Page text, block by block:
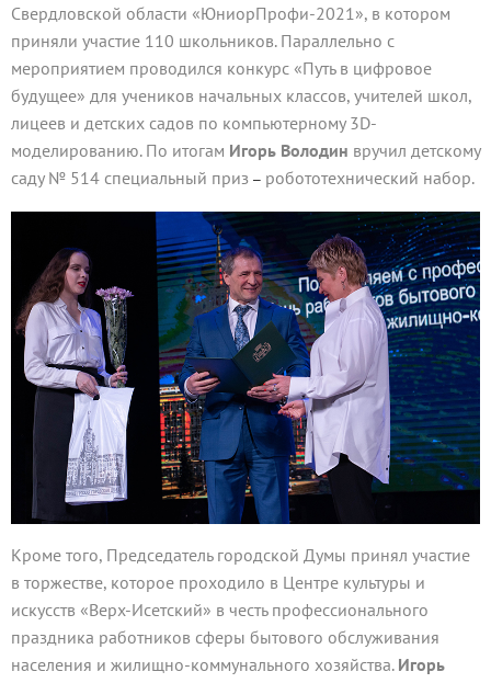
Свердловской области «ЮниорПрофи-2021», в котором
приняли участие 110 школьников. Параллельно с
мероприятием проводился конкурс «Путь в цифровое
будущее» для учеников начальных классов, учителей школ,
лицеев и детских садов по компьютерному 3D-
моделированию. По итогам Игорь Володин вручил детскому
саду № 514 специальный приз – робототехнический набор.
Кроме того, Председатель городской Думы принял участие
в торжестве, которое проходило в Центре культуры и
искусств «Верх-Исетский» в честь профессионального
праздника работников сферы бытового обслуживания
населения и жилищно-коммунального хозяйства. Игорь